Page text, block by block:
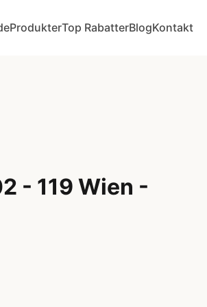
ProdukterTop RabatterBlogKontakt
- 119 Wien -